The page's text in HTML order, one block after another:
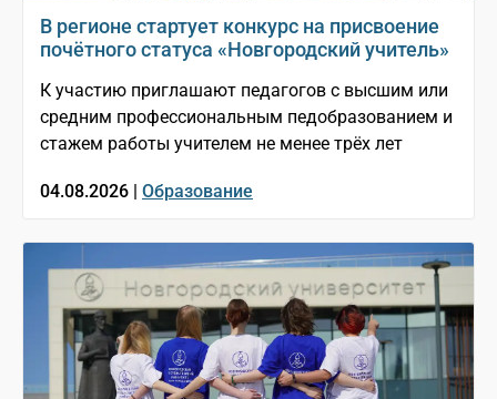
В регионе стартует конкурс на присвоение
почётного статуса «Новгородский учитель»
К участию приглашают педагогов с высшим или
средним профессиональным педобразованием и
стажем работы учителем не менее трёх лет
04.08.2026 | Образование